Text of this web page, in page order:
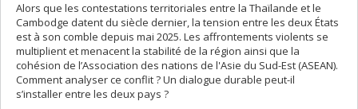
Alors que les contestations territoriales entre la Thaïlande et le
Cambodge datent du siècle dernier, la tension entre les deux États
est à son comble depuis mai 2025. Les affrontements violents se
multiplient et menacent la stabilité de la région ainsi que la
cohésion de l’Association des nations de l'Asie du Sud-Est (ASEAN).
Comment analyser ce conflit ? Un dialogue durable peut-il
s’installer entre les deux pays ?